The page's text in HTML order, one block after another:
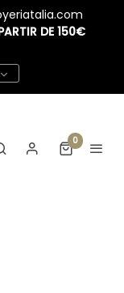
DE 150€
0